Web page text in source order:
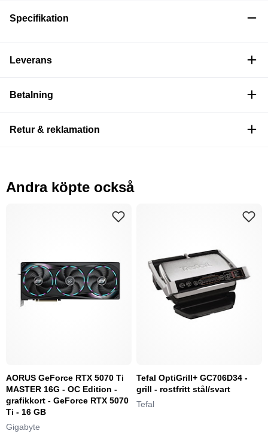
Specifikation
Leverans
Betalning
Retur & reklamation
Andra köpte också
AORUS GeForce RTX 5070 Ti
MASTER 16G - OC Edition -
grafikkort - GeForce RTX 5070
Ti - 16 GB
Gigabyte
Tefal OptiGrill+ GC706D34 -
grill - rostfritt stål/svart
Tefal